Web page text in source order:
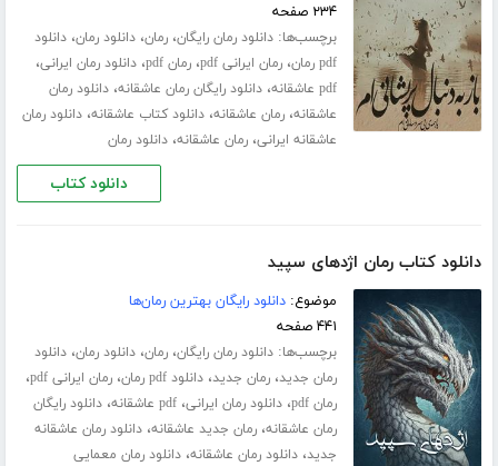
۲۳۴ صفحه
برچسب‌ها:دانلود رمان رایگان،رمان،دانلود رمان،دانلود
pdf رمان
،رمان ایرانی pdf ،رمان pdf ،دانلود رمان ایرانی،
pdf عاشقانه ،دانلود رایگان رمان عاشقانه،دانلود رمان
عاشقانه،رمان عاشقانه،دانلود کتاب عاشقانه،دانلود رمان
عاشقانه ایرانی،رمان عاشقانه،دانلود رمان
دانلود کتاب
دانلود کتاب رمان اژدهای سپید
موضوع:دانلود رایگان بهترین رمان‌ها
۴۴۱ صفحه
برچسب‌ها:دانلود رمان رایگان،رمان،دانلود رمان،دانلود
رمان جدید،رمان جدید،دانلود pdf رمان ،رمان ایرانی pdf ،
رمان pdf ،دانلود رمان ایرانی،pdf عاشقانه ،دانلود رایگان
رمان عاشقانه،رمان جدید عاشقانه،دانلود رمان عاشقانه
جدید،دانلود رمان عاشقانه،دانلود رمان معمایی